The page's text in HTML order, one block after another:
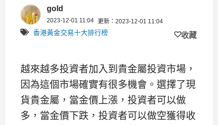
gold
2023-12-01 11:04 更新：2023-12-01 11:04
香港黃金交易十大排行榜 收藏
越來越多投資者加入到貴金屬投資市場，
因為這個市場確實有很多機會。選擇了現
貨貴金屬，當金價上漲，投資者可以做
多，當金價下跌，投資者可以做空獲得收